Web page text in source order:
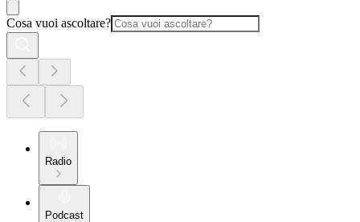
Cosa vuoi ascoltare?
Radio
Podcast